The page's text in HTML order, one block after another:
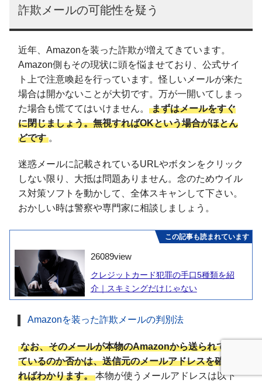
詐欺メールの可能性を疑う
近年、Amazonを装った詐欺が増えてきています。
Amazon側もその現状に頭を悩ませており、公式サイ
ト上で注意喚起を行っています。怪しいメールが来た
場合は開かないことが大切です。万が一開いてしまっ
た場合も慌ててはいけません。 まずはメールをすぐ
に閉じましょう。無視すればOKという場合がほとん
どです 。
迷惑メールに記載されているURLやボタンをクリック
しない限り、大抵は問題ありません。念のためウイル
ス対策ソフトを動かして、全体スキャンして下さい。
おかしい時は警察や専門家に相談しましょう。
この記事も読まれています
26089view
クレジットカード犯罪の手口5種類を紹
介｜スキミングだけじゃない
Amazonを装った詐欺メールの判別法
なお、そのメールが本物のAmazonから送られてき
ているのか否かは、送信元のメールアドレスを確認す
ればわかります。 本物が使うメールアドレスは以下